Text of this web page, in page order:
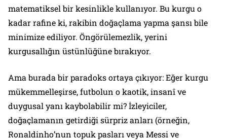
matematiksel bir kesinlikle kullanıyor. Bu kurgu o
kadar rafine ki, rakibin doğaçlama yapma şansı bile
minimize ediliyor. Öngörülemezlik, yerini
kurgusallığın üstünlüğüne bırakıyor.
Ama burada bir paradoks ortaya çıkıyor: Eğer kurgu
mükemmelleşirse, futbolun o kaotik, insanî ve
duygusal yanı kaybolabilir mi? İzleyiciler,
doğaçlamanın getirdiği sürpriz anları (örneğin,
Ronaldinho’nun topuk pasları veya Messi ve